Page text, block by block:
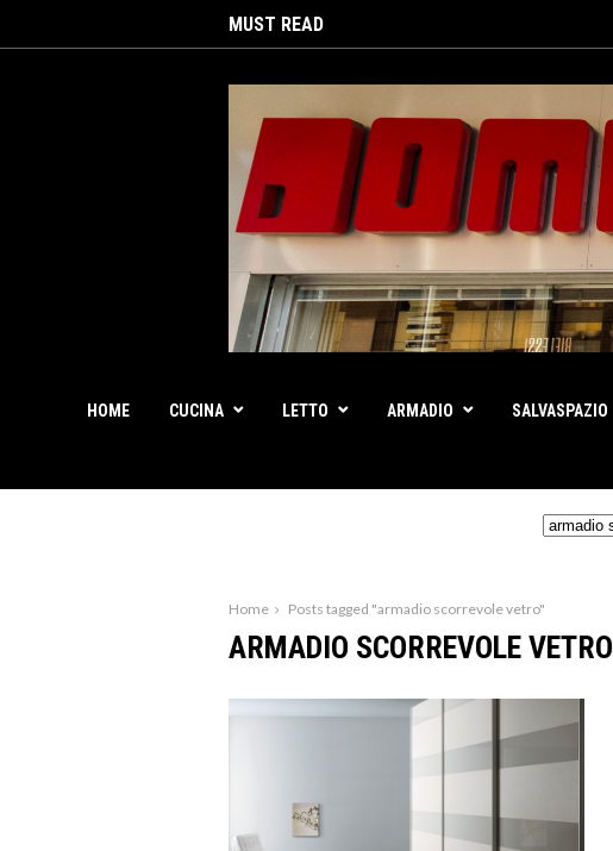
MUST READ
HOME CUCINA LETTO ARMADIO SALVASPAZIO
Home Posts tagged "armadio scorrevole vetro"
ARMADIO SCORREVOLE VETRO